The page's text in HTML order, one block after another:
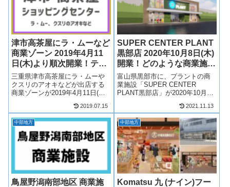
津市高茶屋にラ・ムーなど
商業ゾーン 2019年4月11
日(木)より順次開業！テナ
ントは？
三重県津市高茶屋にラ・ムーや
クスリのアオキなどが出店する
商業ゾーンが2019年4月11日(木)
リのアオキなど複数店舗が出店
予定！そんな津高茶屋ショッピ
ングセンターがどのような商業
施設になるのか、見ていきま
す！津高...
2019.07.15
SUPER CENTER PLANT
黒部店 2020年10月8日(木)
開業！どのような商業施設
に？
富山県黒部市に、プラントの商
業施設「SUPER CENTER
PLANT黒部店」が2020年10月8
CENTER PLANTとはどのような
形態なのか、営業時間、駐車台
数などについてみていきます。
また、隣接地...
2021.11.13
中部地方
鳥屋野潟南部地区 商業施
中部地方
Komatsu 九 (ナイン)フー